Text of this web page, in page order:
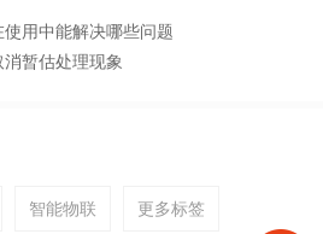
用中能解决哪些问题
暂估处理现象
智能物联 更多标签